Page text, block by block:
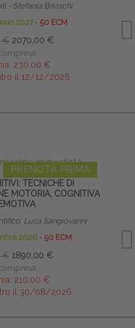
- Stefania Brioschi
2027 ∙ 50 ECM
€ 2070,00 €
230,00 €
il 12/12/2026
PRENOTA PRIMA
TECNICHE DI
MOTORIA, COGNITIVA
Luca Sangiovanni
2026 ∙ 50 ECM
€ 1890,00 €
210,00 €
il 30/08/2026